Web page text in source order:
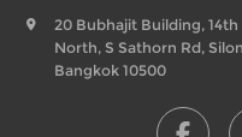
20 Bubhajit Building, 14th
North, S Sathorn Rd,
Bangkok 10500